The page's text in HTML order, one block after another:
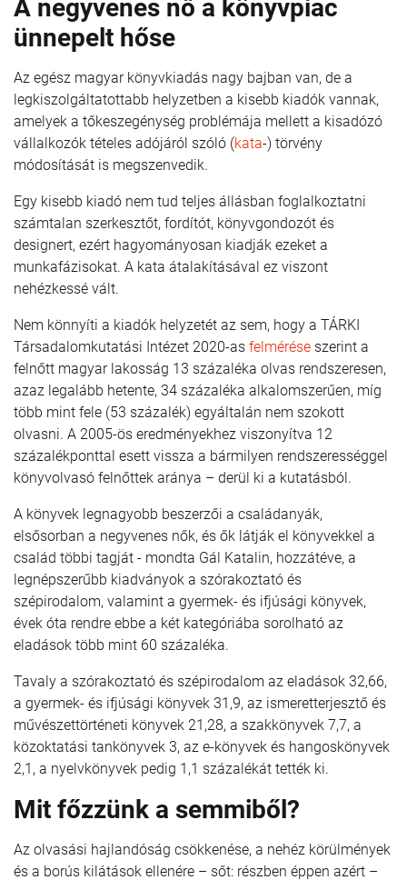
A negyvenes nő a könyvpiac
ünnepelt hőse
Az egész magyar könyvkiadás nagy bajban van, de a
legkiszolgáltatottabb helyzetben a kisebb kiadók vannak,
amelyek a tőkeszegénység problémája mellett a kisadózó
vállalkozók tételes adójáról szóló (kata-) törvény
módosítását is megszenvedik.
Egy kisebb kiadó nem tud teljes állásban foglalkoztatni
számtalan szerkesztőt, fordítót, könyvgondozót és
designert, ezért hagyományosan kiadják ezeket a
munkafázisokat. A kata átalakításával ez viszont
nehézkessé vált.
Nem könnyíti a kiadók helyzetét az sem, hogy a TÁRKI
Társadalomkutatási Intézet 2020-as felmérése szerint a
felnőtt magyar lakosság 13 százaléka olvas rendszeresen,
azaz legalább hetente, 34 százaléka alkalomszerűen, míg
több mint fele (53 százalék) egyáltalán nem szokott
olvasni. A 2005-ös eredményekhez viszonyítva 12
százalékponttal esett vissza a bármilyen rendszerességgel
könyvolvasó felnőttek aránya – derül ki a kutatásból.
A könyvek legnagyobb beszerzői a családanyák,
elsősorban a negyvenes nők, és ők látják el könyvekkel a
család többi tagját - mondta Gál Katalin, hozzátéve, a
legnépszerűbb kiadványok a szórakoztató és
szépirodalom, valamint a gyermek- és ifjúsági könyvek,
évek óta rendre ebbe a két kategóriába sorolható az
eladások több mint 60 százaléka.
Tavaly a szórakoztató és szépirodalom az eladások 32,66,
a gyermek- és ifjúsági könyvek 31,9, az ismeretterjesztő és
művészettörténeti könyvek 21,28, a szakkönyvek 7,7, a
közoktatási tankönyvek 3, az e-könyvek és hangoskönyvek
2,1, a nyelvkönyvek pedig 1,1 százalékát tették ki.
Mit főzzünk a semmiből?
Az olvasási hajlandóság csökkenése, a nehéz körülmények
és a borús kilátások ellenére – sőt: részben éppen azért –